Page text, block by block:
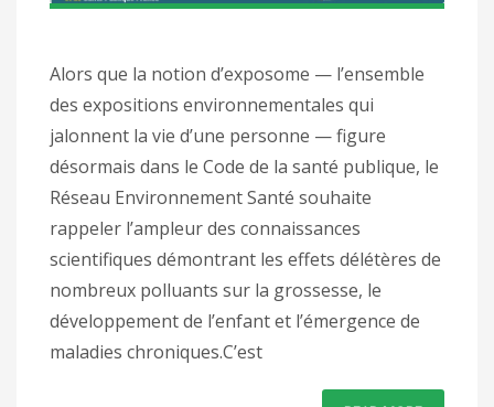
Alors que la notion d’exposome — l’ensemble
des expositions environnementales qui
jalonnent la vie d’une personne — figure
désormais dans le Code de la santé publique, le
Réseau Environnement Santé souhaite
rappeler l’ampleur des connaissances
scientifiques démontrant les effets délétères de
nombreux polluants sur la grossesse, le
développement de l’enfant et l’émergence de
maladies chroniques.C’est